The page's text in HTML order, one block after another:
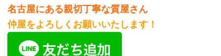
名古屋にある親切丁寧な質屋さん
仲屋をよろしくお願いいたします！